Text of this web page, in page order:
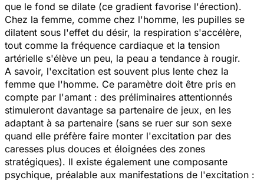
que le fond se dilate (ce gradient favorise l'érection).
Chez la femme, comme chez l'homme, les pupilles se
dilatent sous l'effet du désir, la respiration s'accélère,
tout comme la fréquence cardiaque et la tension
artérielle s'élève un peu, la peau a tendance à rougir.
A savoir, l'excitation est souvent plus lente chez la
femme que l'homme. Ce paramètre doit être pris en
compte par l'amant : des préliminaires attentionnés
stimuleront davantage sa partenaire de jeux, en les
adaptant à sa partenaire (sans se ruer sur son sexe
quand elle préfère faire monter l'excitation par des
caresses plus douces et éloignées des zones
stratégiques). Il existe également une composante
psychique, préalable aux manifestations de l'excitation :